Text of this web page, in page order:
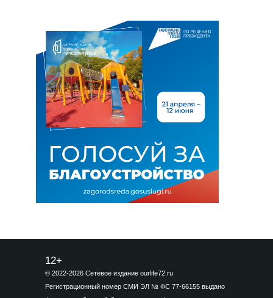
12+
© 2022-2026 Сетевое издание ourlife72.ru
Регистрационный номер СМИ ЭЛ № ФС 77-66155 выдано